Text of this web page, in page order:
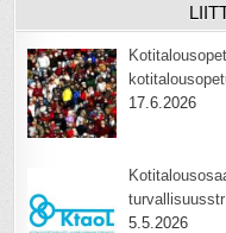
17.6.2026
5.5.2026